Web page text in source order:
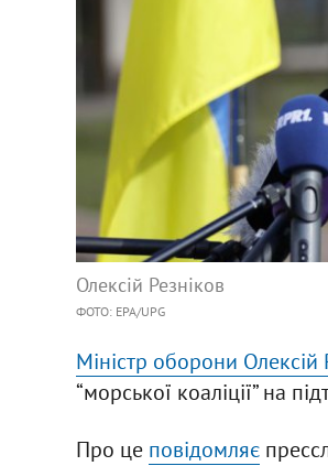
Олексій Резніков
ФОТО: EPA/UPG
Міністр оборони Олексій
“морської коаліції” на
Про це повідомляє